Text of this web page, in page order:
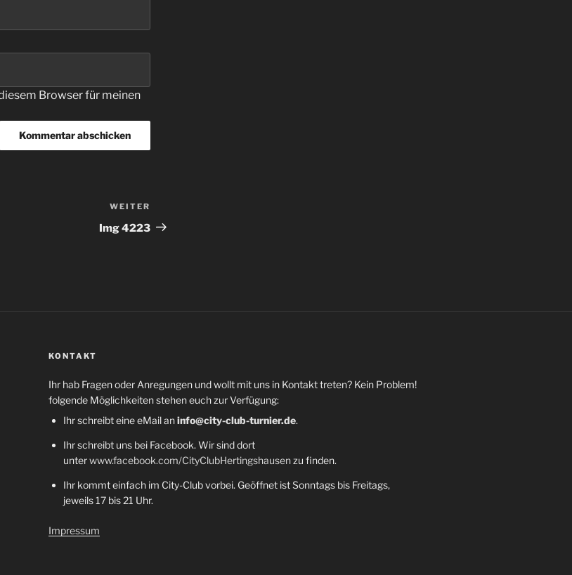
Browser für meinen
Beitrag
WEITER
Img 4223
KONTAKT
Ihr hab Fragen oder Anregungen und wollt mit uns in Kontakt treten? Kein Problem!
folgende Möglichkeiten stehen euch zur Verfügung:
Ihr schreibt eine eMail aninfo@city-club-turnier.de.
Ihr schreibt uns bei Facebook. Wir sind dort
unterwww.facebook.com/CityClubHertingshausenzu finden.
Ihr kommt einfach im City-Club vorbei. Geöffnet ist Sonntags bis Freitags,
jeweils 17 bis 21 Uhr.
Impressum